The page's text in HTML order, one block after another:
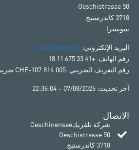
Oeschistrasse 50
3718 كاندرستيج
سويسرا
البريد الإلكتروني: oeschinensee
رقم الهاتف: +41 33 675 11 18
رقم التعريف الضريبي: CHE-107.814.005 ضريبة القيمة المضافة
آخر تحديث: 07/08/2026 – 22:36:04
الاتصال
شركة تلفريكOeschinensee
Oeschistrasse 50
3718 كاندرستيج